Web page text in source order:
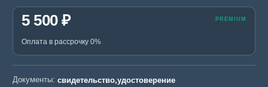
5 500 ₽
Оплата в рассрочку 0%
Документы: свидетельство,удостоверение